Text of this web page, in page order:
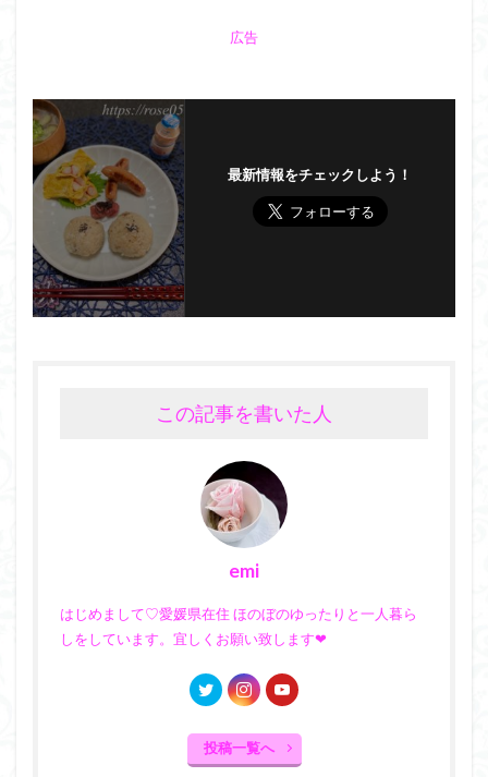
広告
最新情報をチェックしよう！
この記事を書いた人
emi
はじめまして♡愛媛県在住 ほのぼのゆったりと一人暮ら
しをしています。宜しくお願い致します❤︎
投稿一覧へ